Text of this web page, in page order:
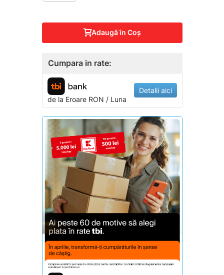
Adaugă în Coş
Cumpara in rate:
de la EroareRON / Luna
Detalii aici